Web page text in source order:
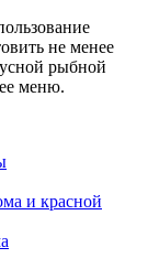
не менее
рыбной
меню.
и красной